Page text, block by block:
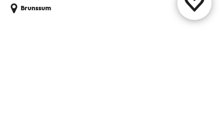
Brunssum